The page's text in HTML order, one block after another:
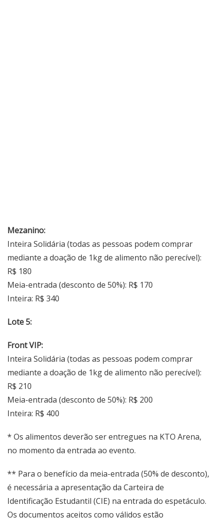
Mezanino:
Inteira Solidária (todas as pessoas podem comprar
mediante a doação de 1kg de alimento não perecível):
R$ 180
Meia-entrada (desconto de 50%): R$ 170
Inteira: R$ 340
Lote 5:
Front VIP:
Inteira Solidária (todas as pessoas podem comprar
mediante a doação de 1kg de alimento não perecível):
R$ 210
Meia-entrada (desconto de 50%): R$ 200
Inteira: R$ 400
* Os alimentos deverão ser entregues na KTO Arena,
no momento da entrada ao evento.
** Para o benefício da meia-entrada (50% de desconto),
é necessária a apresentação da Carteira de
Identificação Estudantil (CIE) na entrada do espetáculo.
Os documentos aceitos como válidos estão